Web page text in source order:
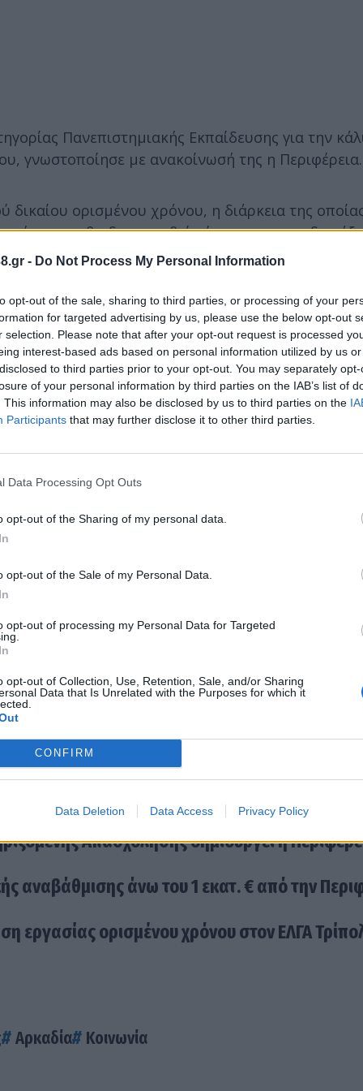
- Do Not Process My Personal Information
opt-out of the sale, sharing to third parties, or processing of your
for targeted advertising by us, please use the below opt-out
selection. Please note that after your opt-out request is processed
interest-based ads based on personal information utilized by us
to third parties prior to your opt-out. You may separately
of your personal information by third parties on the IAB’s list of
This information may also be disclosed by us to third parties on the
Participants that may further disclose it to other third parties.
Data Processing Opt Outs
opt-out of the Sharing of my personal data.
opt-out of the Sale of my Personal Data.
opt-out of processing my Personal Data for Targeted
opt-out of Collection, Use, Retention, Sale, and/or Sharing
Data that Is Unrelated with the Purposes for which it
CONFIRM
Data Deletion Data Access Privacy Policy
Πανεπιστημιακής Εκπαίδευσης για την
γνωστοποίησε με ανακοίνωσή της η Περιφέρεια.
ορισμένου χρόνου, η διάρκεια της
και θα διενεργηθεί σύμφωνα με τις
και της Αποκεντρωμένης
Πανεπιστημιακής Εκπαίδευσης της ημεδαπής
οι κάτοχοι πτυχίου Τμήματος
Ειδίκευσης στην Εφαρμοσμένη Διαχείριση
προσόντα διορισμού που προβλέπονται
εξουσιοδοτημένο από αυτούς πρόσωπο,
από δημόσια αρχή, είτε ταχυδρομικά
αιτήσεων ταχυδρομικώς το εμπρόθεσμο των
αποστολής, ο οποίος μετά την αποσφράγισή
Γραμματείας της Διεύθυνσης Διοίκησης της
σχετική αίτηση στην οποία θα
ευκρινή φωτοαντίγραφα.
Απασχόλησης δημιουργεί η
αναβάθμισης άνω του 1 εκατ. € από την
εργασίας ορισμένου χρόνου στον ΕΛΓΑ
Αρκαδία Κοινωνία